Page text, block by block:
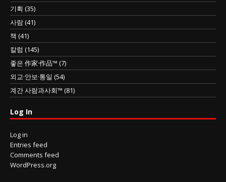
기획 (35)
사람(41)
책 (41)
칼럼 (145)
좋은 作家·作品™ (7)
외교·안보·통일 (54)
계간 사람과사회™ (81)
Log In
Log in
Entries feed
Comments feed
WordPress.org